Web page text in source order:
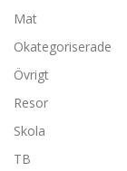
Mat
Okategoriserade
Övrigt
Resor
Skola
TB